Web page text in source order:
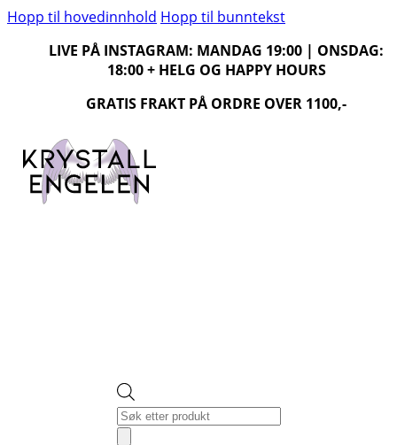
Hopp til hovedinnhold Hopp til bunntekst
LIVE PÅ INSTAGRAM: MANDAG 19:00 | ONSDAG:
18:00 + HELG OG HAPPY HOURS
GRATIS FRAKT PÅ ORDRE OVER 1100,-
Products
search